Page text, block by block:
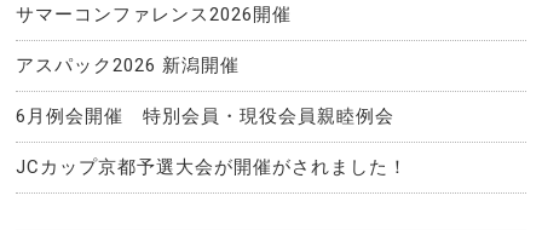
サマーコンファレンス2026開催
アスパック2026 新潟開催
6月例会開催 特別会員・現役会員親睦例会
JCカップ京都予選大会が開催がされました！